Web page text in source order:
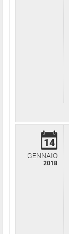
14
GENNAIO
2018